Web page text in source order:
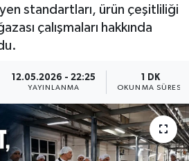
standartları, ürün çeşitliliği
çalışmaları hakkında
12.05.2026 - 22:25
YAYINLANMA
1 DK
OKUNMA SÜRESI